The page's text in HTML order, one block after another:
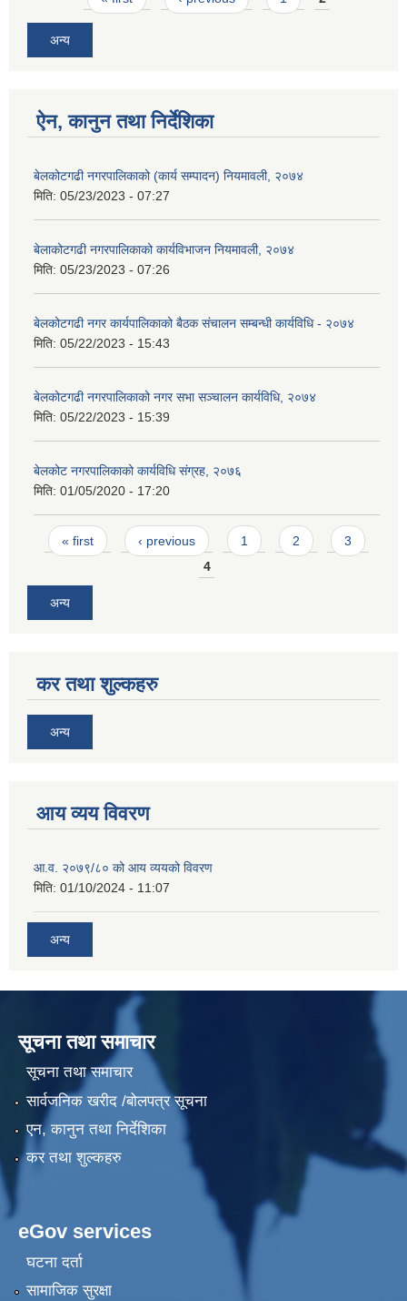
अन्य
ऐन, कानुन तथा निर्देशिका
बेलकोटगढी नगरपालिकाको (कार्य सम्पादन) नियमावली, २०७४
मिति: 05/23/2023 - 07:27
बेलाकोटगढी नगरपालिकाको कार्यविभाजन नियमावली, २०७४
मिति: 05/23/2023 - 07:26
बेलकोटगढी नगर कार्यपालिकाको बैठक संचालन सम्बन्धी कार्यविधि - २०७४
मिति: 05/22/2023 - 15:43
बेलकोटगढी नगरपालिकाको नगर सभा सञ्चालन कार्यविधि, २०७४
मिति: 05/22/2023 - 15:39
बेलकोट नगरपालिकाको कार्यविधि संग्रह, २०७६
मिति: 01/05/2020 - 17:20
Pages
« first ‹ previous 1 2
3
4
अन्य
कर तथा शुल्कहरु
अन्य
आय व्यय विवरण
आ.व. २०७९/८० को आय व्ययको विवरण
मिति: 01/10/2024 - 11:07
अन्य
सूचना तथा समाचार
सूचना तथा समाचार
सार्वजनिक खरीद /बोलपत्र सूचना
एन, कानुन तथा निर्देशिका
कर तथा शुल्कहरु
eGov services
घटना दर्ता
सामाजिक सुरक्षा